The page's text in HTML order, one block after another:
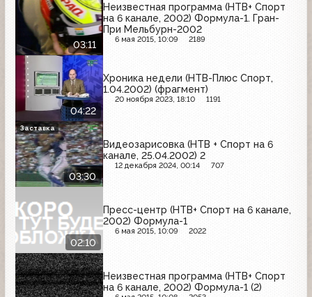
03:11
Неизвестная программа (НТВ+ Спорт
на 6 канале, 2002) Формула-1. Гран-
При Мельбурн-2002
6 мая 2015, 10:09 2189
04:22
Хроника недели (НТВ-Плюс Спорт,
1.04.2002) (фрагмент)
20 ноября 2023, 18:10 1191
03:30
Видеозарисовка (НТВ + Спорт на 6
канале, 25.04.2002) 2
12 декабря 2024, 00:14 707
Заставка
02:10
Пресс-центр (НТВ+ Спорт на 6 канале,
2002) Формула-1
6 мая 2015, 10:09 2022
Неизвестная программа (НТВ+ Спорт
на 6 канале, 2002) Формула-1 (2)